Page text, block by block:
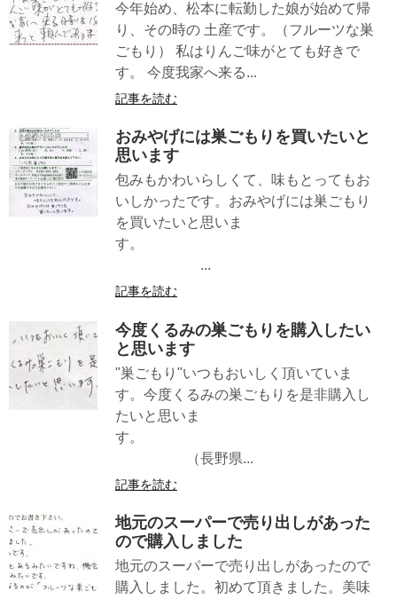
今年始め、松本に転勤した娘が始めて帰
り、その時の 土産です。（フルーツな巣
ごもり） 私はりんご味がとても好きで
す。 今度我家へ来る...
記事を読む
おみやげには巣ごもりを買いたいと
思います
包みもかわいらしくて、味もとってもお
いしかったです。おみやげには巣ごもり
を買いたいと思いま
す。
...
記事を読む
今度くるみの巣ごもりを購入したい
と思います
"巣ごもり"いつもおいしく頂いていま
す。今度くるみの巣ごもりを是非購入し
たいと思いま
す。
（長野県...
記事を読む
地元のスーパーで売り出しがあった
ので購入しました
地元のスーパーで売り出しがあったので
購入しました。初めて頂きました。美味